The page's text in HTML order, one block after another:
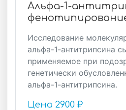
Альфа-1-
Исследование
альфа-1-антитрипсина
применяемое при
генетически
альфа-1-антитрипсина.
Цена 2900 ₽